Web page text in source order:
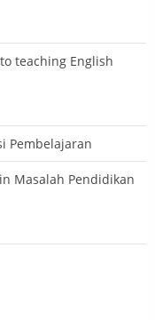
teaching English
Pembelajaran
Masalah Pendidikan